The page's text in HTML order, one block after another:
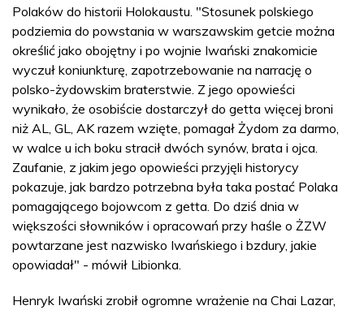
Polaków do historii Holokaustu. "Stosunek polskiego
podziemia do powstania w warszawskim getcie można
określić jako obojętny i po wojnie Iwański znakomicie
wyczuł koniunkturę, zapotrzebowanie na narrację o
polsko-żydowskim braterstwie. Z jego opowieści
wynikało, że osobiście dostarczył do getta więcej broni
niż AL, GL, AK razem wzięte, pomagał Żydom za darmo,
w walce u ich boku stracił dwóch synów, brata i ojca.
Zaufanie, z jakim jego opowieści przyjęli historycy
pokazuje, jak bardzo potrzebna była taka postać Polaka
pomagającego bojowcom z getta. Do dziś dnia w
większości słowników i opracowań przy haśle o ŻZW
powtarzane jest nazwisko Iwańskiego i bzdury, jakie
opowiadał" - mówił Libionka.
Henryk Iwański zrobił ogromne wrażenie na Chai Lazar,